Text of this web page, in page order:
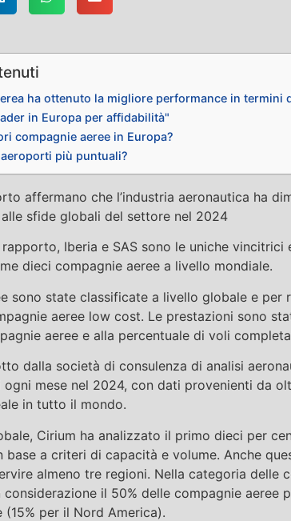
ha ottenuto la migliore performance in termini
in Europa per affidabilità"
compagnie aeree in Europa?
più puntuali?
affermano che l’industria aeronautica ha
sfide globali del settore nel 2024
Iberia e SAS sono le uniche vincitrici
dieci compagnie aeree a livello mondiale.
sono state classificate a livello globale e per
aeree low cost. Le prestazioni sono
aeree e alla percentuale di voli
dalla società di consulenza di analisi
mese nel 2024, con dati provenienti da
in tutto il mondo.
Cirium ha analizzato il primo dieci per
base a criteri di capacità e volume. Anche
almeno tre regioni. Nella categoria delle
il 50% delle compagnie aeree
per il Nord America).